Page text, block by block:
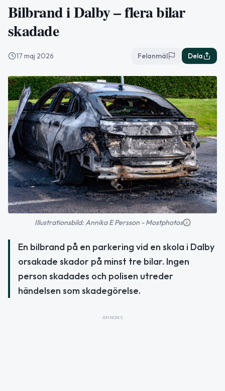
Bilbrand i Dalby – flera bilar
skadade
17 maj 2026 Felanmäl Dela
Illustrationsbild: Annika E Persson - Mostphotos
En bilbrand på en parkering vid en skola i Dalby
orsakade skador på minst tre bilar. Ingen
person skadades och polisen utreder
händelsen som skadegörelse.
ANNONS